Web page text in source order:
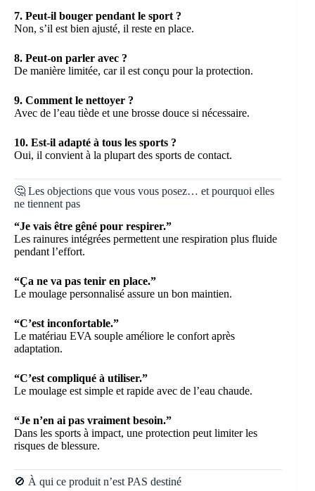
7. Peut-il bouger pendant le sport ?
Non, s’il est bien ajusté, il reste en place.
8. Peut-on parler avec ?
De manière limitée, car il est conçu pour la protection.
9. Comment le nettoyer ?
Avec de l’eau tiède et une brosse douce si nécessaire.
10. Est-il adapté à tous les sports ?
Oui, il convient à la plupart des sports de contact.
🤔 Les objections que vous vous posez… et pourquoi elles
ne tiennent pas
“Je vais être gêné pour respirer.”
Les rainures intégrées permettent une respiration plus fluide
pendant l’effort.
“Ça ne va pas tenir en place.”
Le moulage personnalisé assure un bon maintien.
“C’est inconfortable.”
Le matériau EVA souple améliore le confort après
adaptation.
“C’est compliqué à utiliser.”
Le moulage est simple et rapide avec de l’eau chaude.
“Je n’en ai pas vraiment besoin.”
Dans les sports à impact, une protection peut limiter les
risques de blessure.
🚫 À qui ce produit n’est PAS destiné